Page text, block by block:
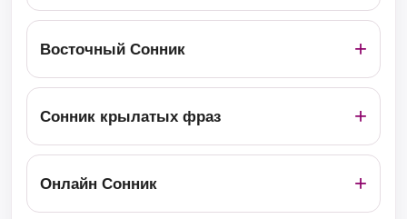
Восточный Сонник
Сонник крылатых фраз
Онлайн Сонник